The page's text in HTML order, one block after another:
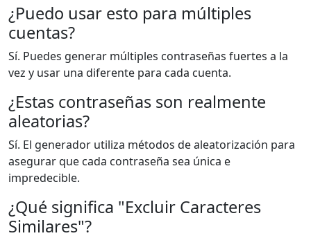
¿Puedo usar esto para múltiples
cuentas?
Sí. Puedes generar múltiples contraseñas fuertes a la
vez y usar una diferente para cada cuenta.
¿Estas contraseñas son realmente
aleatorias?
Sí. El generador utiliza métodos de aleatorización para
asegurar que cada contraseña sea única e
impredecible.
¿Qué significa "Excluir Caracteres
Similares"?